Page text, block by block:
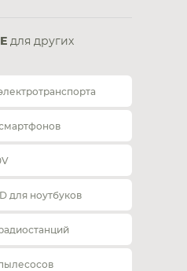
для других
для ноутбуков